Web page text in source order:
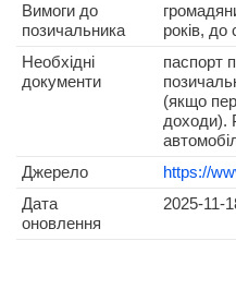
Вимоги до
позичальника
років, до
Необхідні
документи
паспорт
(якщо
доходи).
Джерело
https://
Дата
оновлення
2025-11-